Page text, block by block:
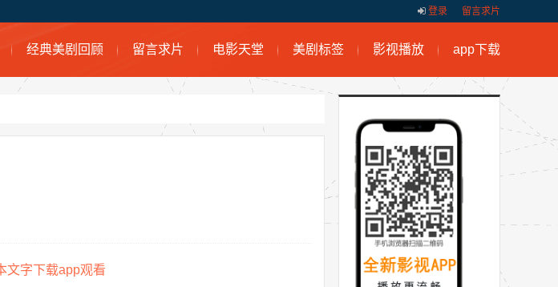
登录 留言求片
经典美剧回顾 留言求片 电影天堂 美剧标签 影视播放 app下载
文字下载app观看